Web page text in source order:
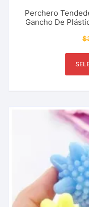
Perchero
Gancho De
$